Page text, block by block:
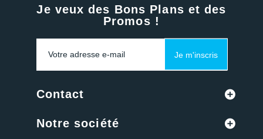
Je veux des Bons Plans et des
Promos !
Je m'inscris
Contact
Notre société